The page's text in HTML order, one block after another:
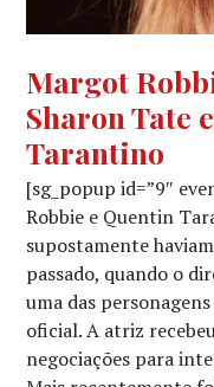
NOTÍCIAS
DE
FILMES
Margot
Sharon Tate
Tarantino
[sg_popup id=”9″
Robbie e Quentin
supostamente
passado, quando o
uma das
oficial. A atriz
negociações para